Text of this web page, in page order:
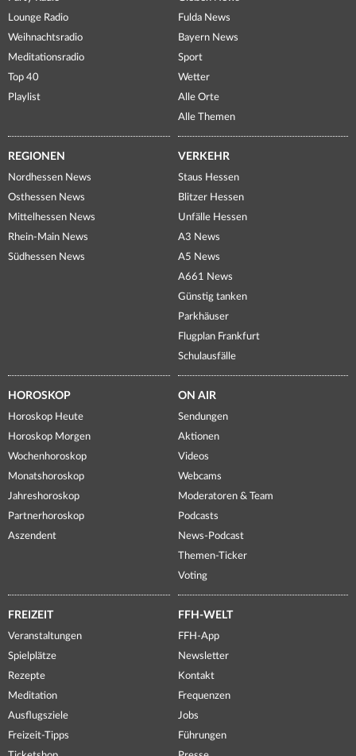
Lounge Radio
Weihnachtsradio
Meditationsradio
Top 40
Playlist
Fulda News
Bayern News
Sport
Wetter
Alle Orte
Alle Themen
REGIONEN
Nordhessen News
Osthessen News
Mittelhessen News
Rhein-Main News
Südhessen News
VERKEHR
Staus Hessen
Blitzer Hessen
Unfälle Hessen
A3 News
A5 News
A661 News
Günstig tanken
Parkhäuser
Flugplan Frankfurt
Schulausfälle
HOROSKOP
Horoskop Heute
Horoskop Morgen
Wochenhoroskop
Monatshoroskop
Jahreshoroskop
Partnerhoroskop
Aszendent
ON AIR
Sendungen
Aktionen
Videos
Webcams
Moderatoren & Team
Podcasts
News-Podcast
Themen-Ticker
Voting
FREIZEIT
Veranstaltungen
Spielplätze
Rezepte
Meditation
Ausflugsziele
Freizeit-Tipps
FFH-WELT
FFH-App
Newsletter
Kontakt
Frequenzen
Jobs
Führungen